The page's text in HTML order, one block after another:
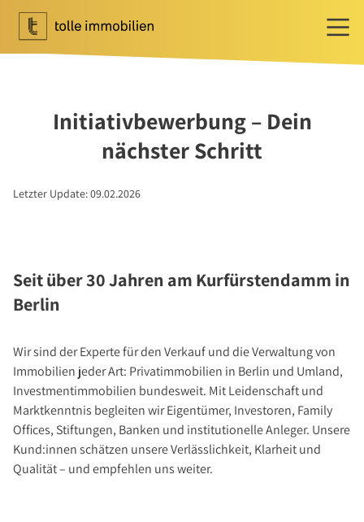
Immobilie bewerten
Immobilie verkaufen
Referenzen
Ihr Makler für Investment
Marktbericht 2025/2026
Referenzen
Investment Suchauftrag
Newsletter Investment
Immobilie kaufen
Immobilienangebote
Immobilienmarkt
Initiativbewerbung – Dein
nächster Schritt
Letzter Update: 09.02.2026
Seit über 30 Jahren am Kurfürstendamm in
Berlin
Wir sind der Experte für den Verkauf und die Verwaltung von
Immobilien jeder Art: Privatimmobilien in Berlin und Umland,
Investmentimmobilien bundesweit. Mit Leidenschaft und
Marktkenntnis begleiten wir Eigentümer, Investoren, Family
Offices, Stiftungen, Banken und institutionelle Anleger. Unsere
Kund:innen schätzen unsere Verlässlichkeit, Klarheit und
Qualität – und empfehlen uns weiter.